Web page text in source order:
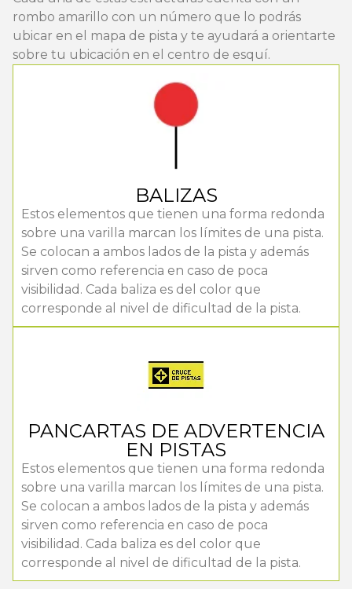
rombo amarillo con un número que lo podrás
ubicar en el mapa de pista y te ayudará a orientarte
sobre tu ubicación en el centro de esquí.
BALIZAS
Estos elementos que tienen una forma redonda
sobre una varilla marcan los límites de una pista.
Se colocan a ambos lados de la pista y además
sirven como referencia en caso de poca
visibilidad. Cada baliza es del color que
corresponde al nivel de dificultad de la pista.
PANCARTAS DE ADVERTENCIA
EN PISTAS
Estos elementos que tienen una forma redonda
sobre una varilla marcan los límites de una pista.
Se colocan a ambos lados de la pista y además
sirven como referencia en caso de poca
visibilidad. Cada baliza es del color que
corresponde al nivel de dificultad de la pista.